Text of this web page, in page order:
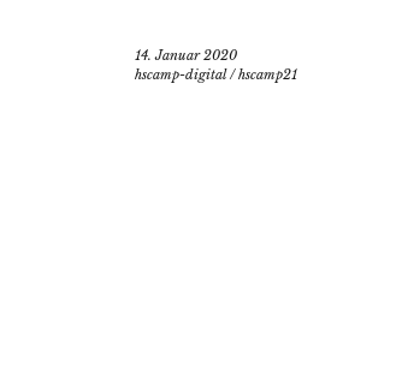
14. Januar 2020
hscamp-digital/hscamp21